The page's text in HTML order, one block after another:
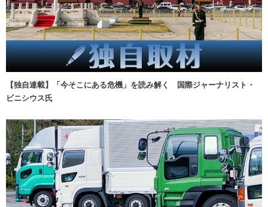
【独自連載】「今そこにある危機」を読み解く 国際ジャーナリスト・
ビニシウス氏